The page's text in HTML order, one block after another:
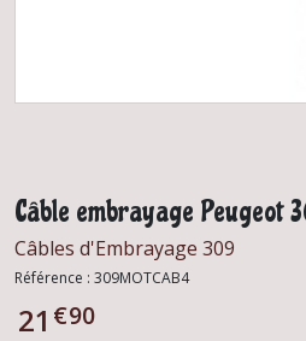
Câble embrayage Peugeot
Câbles d'Embrayage 309
Référence : 309MOTCAB4
21 €90